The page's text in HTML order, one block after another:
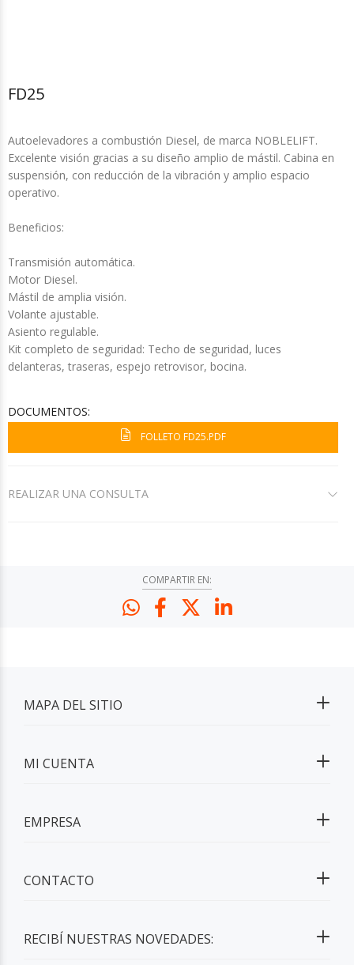
FD25
Autoelevadores a combustión Diesel, de marca NOBLELIFT.
Excelente visión gracias a su diseño amplio de mástil. Cabina en
suspensión, con reducción de la vibración y amplio espacio
operativo.
Beneficios:
Transmisión automática.
Motor Diesel.
Mástil de amplia visión.
Volante ajustable.
Asiento regulable.
Kit completo de seguridad: Techo de seguridad, luces
delanteras, traseras, espejo retrovisor, bocina.
DOCUMENTOS:
FOLLETO FD25.PDF
REALIZAR UNA CONSULTA
COMPARTIR EN:
RECIBÍ NUESTRAS NOVEDADES:
MAPA DEL SITIO
MI CUENTA
EMPRESA
CONTACTO